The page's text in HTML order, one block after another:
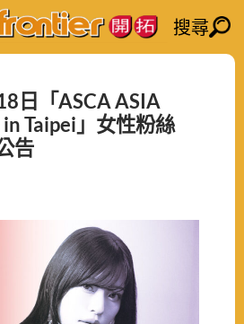
搜尋
日「ASCA ASIA
Taipei」女性粉絲
告